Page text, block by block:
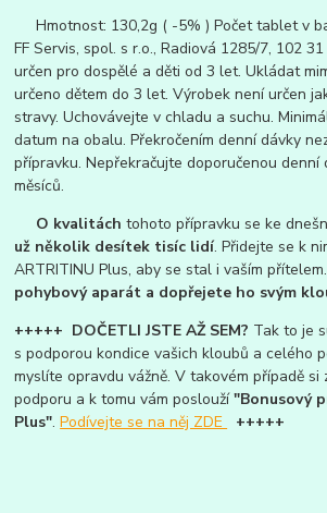
Hmotnost: 130,2g ( -5% ) Počet tablet v
FF Servis, spol. s r.o., Radiová 1285/7, 102
určen pro dospělé a děti od 3 let. Ukládat
určeno dětem do 3 let. Výrobek není určen
stravy. Uchovávejte v chladu a suchu.
datum na obalu. Překročením denní dávky
přípravku. Nepřekračujte doporučenou
měsíců.
O kvalitách tohoto přípravku se ke
už několik desítek tisíc lidí. Přidejte se k
ARTRITINU Plus, aby se stal i vaším přítelem.
pohybový aparát a dopřejete ho svým
+++++ DOČETLI JSTE AŽ SEM? Tak to je
s podporou kondice vašich kloubů a celého
myslíte opravdu vážně. V takovém případě si
podporu a k tomu vám poslouží"Bonusový
Plus".Podívejte se na něj ZDE +++++